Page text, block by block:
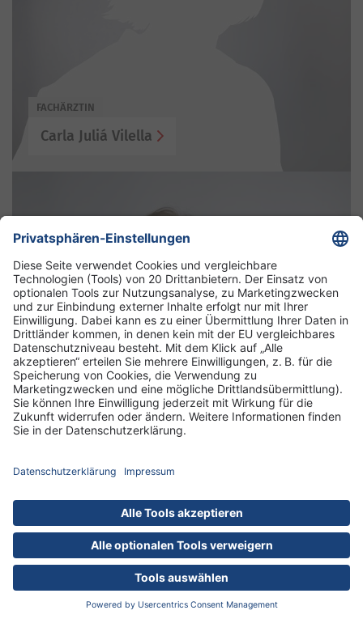
FACHÄRZTIN
Carla Juliá Vilella
Cathleen Krebes